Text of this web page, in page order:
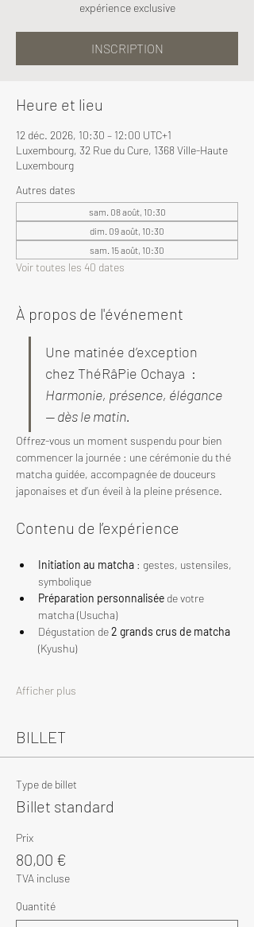
expérience exclusive
INSCRIPTION
Heure et lieu
12 déc. 2026, 10:30 – 12:00 UTC+1
Luxembourg, 32 Rue du Cure, 1368 Ville-Haute
Luxembourg
Autres dates
sam. 08 août, 10:30
dim. 09 août, 10:30
sam. 15 août, 10:30
Voir toutes les 40 dates
À propos de l'événement
Une matinée d’exception
chez ThéRâPie Ochaya  :
Harmonie, présence, élégance
— dès le matin.
Offrez-vous un moment suspendu pour bien
commencer la journée : une cérémonie du thé
matcha guidée, accompagnée de douceurs
japonaises et d’un éveil à la pleine présence.
Contenu de l’expérience
Initiation au matcha : gestes, ustensiles,
symbolique
Préparation personnalisée de votre
matcha (Usucha)
Dégustation de 2 grands crus de matcha
(Kyushu)
Afficher plus
BILLET
Type de billet
Billet standard
Prix
80,00 €
TVA incluse
Quantité